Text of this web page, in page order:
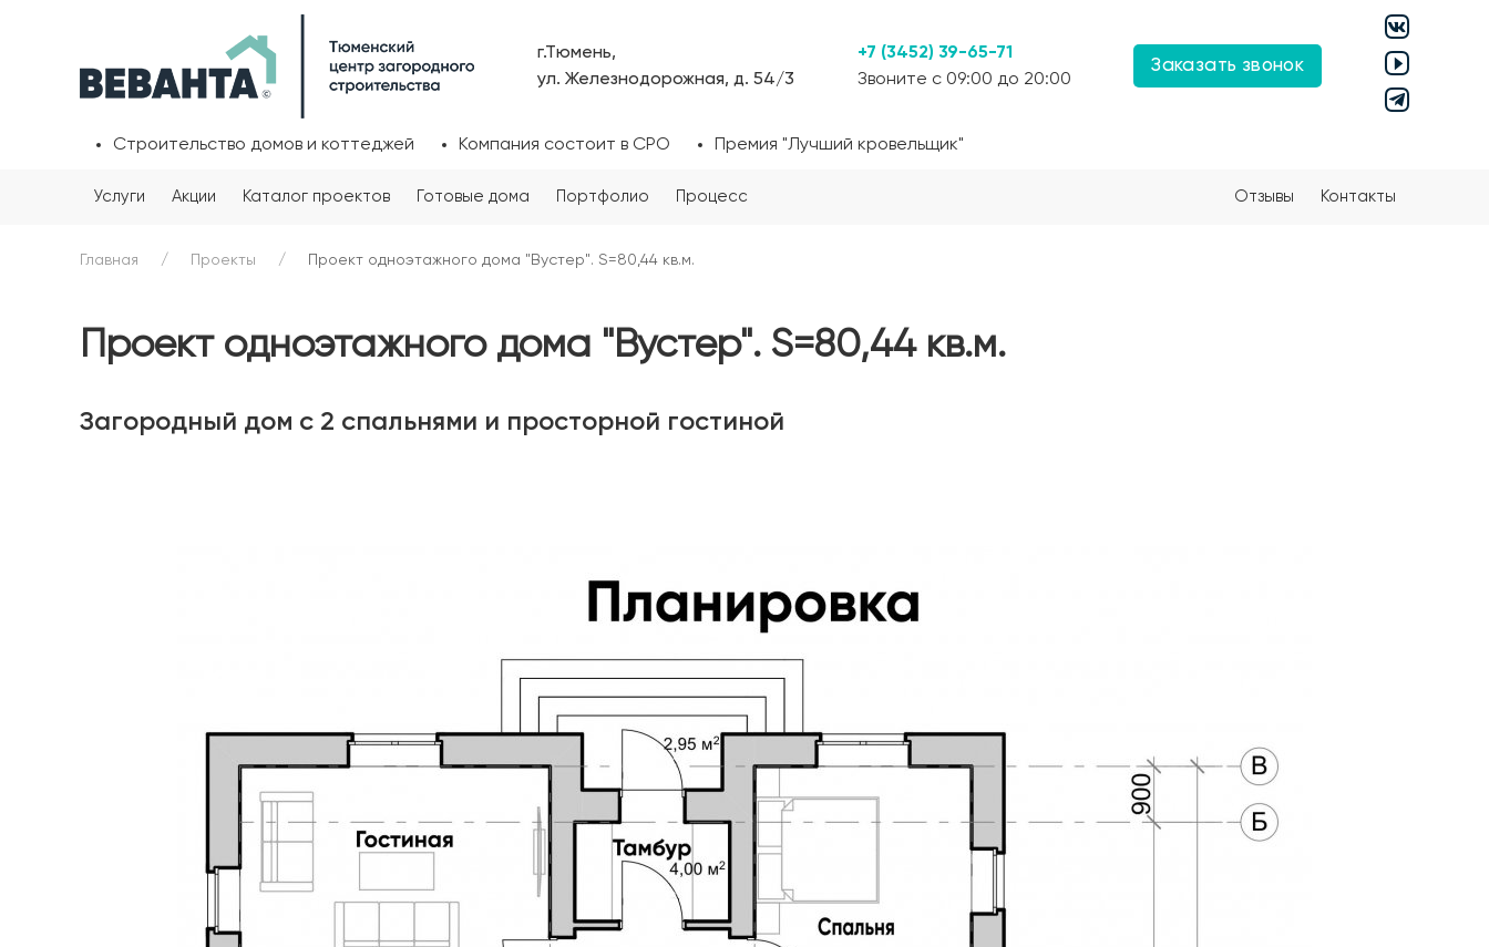
г.Тюмень,
ул. Железнодорожная, д. 54/3
+7 (3452) 39-65-71
Звоните с 09:00 до 20:00
Заказать звонок
Строительство домов и коттеджей Компания состоит в СРО Премия "Лучший кровельщик"
Услуги Акции Каталог проектов Готовые дома Портфолио Процесс Отзывы Контакты
Главная Проекты Проект одноэтажного дома "Вустер". S=80,44 кв.м.
Проект одноэтажного дома "Вустер". S=80,44 кв.м.
Загородный дом с 2 спальнями и просторной гостиной